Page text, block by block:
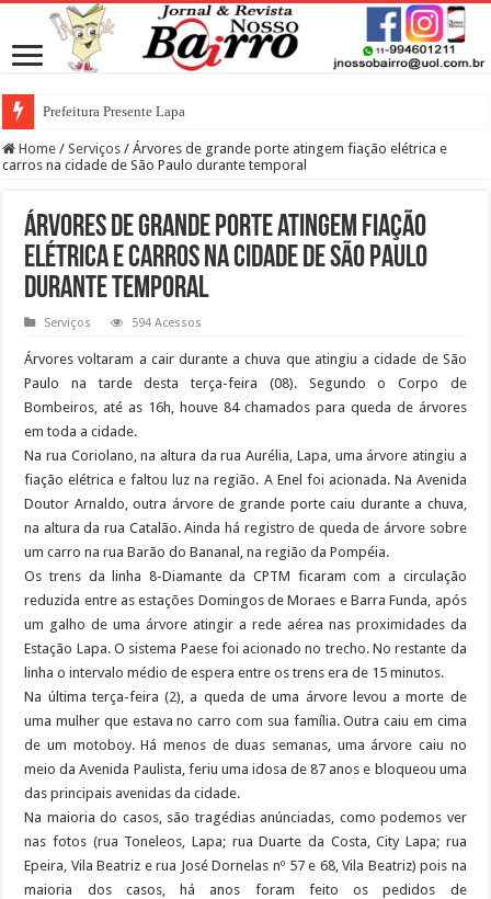
Prefeitura Presente Lapa
42.239 passageiros no primeiro mês de operação assistida na Linha 6-
Home / Serviços / Árvores de grande porte atingem fiação elétrica e
carros na cidade de São Paulo durante temporal
Árvores de grande porte atingem fiação
elétrica e carros na cidade de São Paulo
durante temporal
Serviços 594 Acessos
Árvores voltaram a cair durante a chuva que atingiu a cidade de São
Paulo na tarde desta terça-feira (08). Segundo o Corpo de
Bombeiros, até as 16h, houve 84 chamados para queda de árvores
em toda a cidade.
Na rua Coriolano, na altura da rua Aurélia, Lapa, uma árvore atingiu a
fiação elétrica e faltou luz na região. A Enel foi acionada. Na Avenida
Doutor Arnaldo, outra árvore de grande porte caiu durante a chuva,
na altura da rua Catalão. Ainda há registro de queda de árvore sobre
um carro na rua Barão do Bananal, na região da Pompéia.
Os trens da linha 8-Diamante da CPTM ficaram com a circulação
reduzida entre as estações Domingos de Moraes e Barra Funda, após
um galho de uma árvore atingir a rede aérea nas proximidades da
Estação Lapa. O sistema Paese foi acionado no trecho. No restante da
linha o intervalo médio de espera entre os trens era de 15 minutos.
Na última terça-feira (2), a queda de uma árvore levou a morte de
uma mulher que estava no carro com sua família. Outra caiu em cima
de um motoboy. Há menos de duas semanas, uma árvore caiu no
meio da Avenida Paulista, feriu uma idosa de 87 anos e bloqueou uma
das principais avenidas da cidade.
Na maioria do casos, são tragédias anúnciadas, como podemos ver
nas fotos (rua Toneleos, Lapa; rua Duarte da Costa, City Lapa; rua
Epeira, Vila Beatriz e rua José Dornelas nº 57 e 68, Vila Beatriz) pois na
maioria dos casos, há anos foram feito os pedidos de